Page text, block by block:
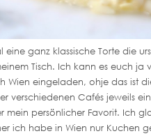
eine ganz klassische Torte die
Tisch. Ich kann es euch ja
Wien eingeladen, ohje das ist
verschiedenen Cafés jeweils
mein persönlicher Favorit. Ich
ich habe in Wien nur Kuchen